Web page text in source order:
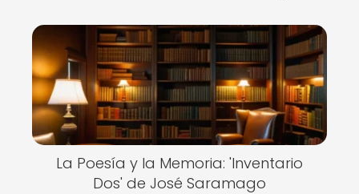
La Poesía y la Memoria: 'Inventario
Dos' de José Saramago